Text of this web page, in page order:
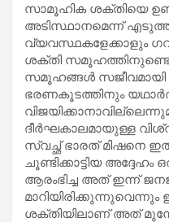
സാമൂഹിക ശക്തിയെ
അടിസ്ഥാനമെന്ന്
വ്യവസ്ഥകളേക്കാളും
ശക്തി
സമൂഹങ്ങൾ സജീവമായി
ഭരണകൂടത്തിനും
ദീർഘകാലമായുള്ള
സ്വച്ഛ് ഭാരത് മിഷനെ
ചൂണ്ടിക്കാട്ടിയ
ആരംഭിച്ച അത് ഇന്ന്
ശക്തിയിലാണ് അത്